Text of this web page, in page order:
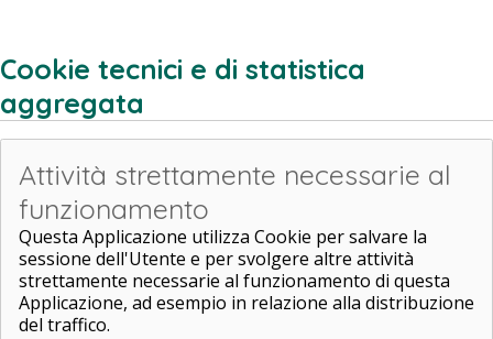
Cookie tecnici e di statistica
aggregata
Attività strettamente necessarie al
funzionamento
Questa Applicazione utilizza Cookie per salvare la
sessione dell'Utente e per svolgere altre attività
strettamente necessarie al funzionamento di questa
Applicazione, ad esempio in relazione alla distribuzione
del traffico.